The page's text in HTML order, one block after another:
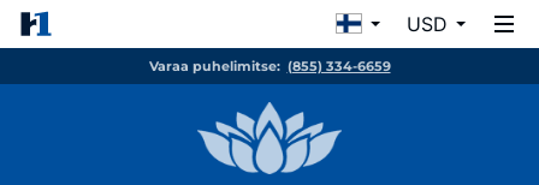
USD
Varaa puhelimitse: (855) 334-6659